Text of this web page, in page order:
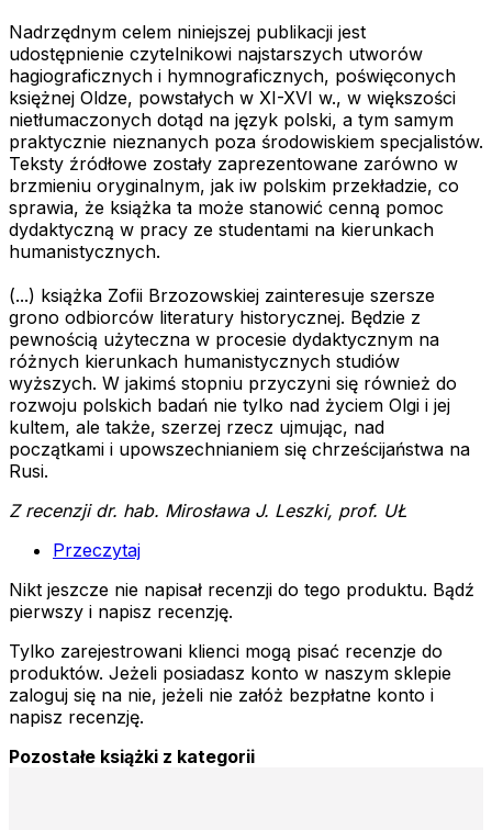
Nadrzędnym celem niniejszej publikacji jest
udostępnienie czytelnikowi najstarszych utworów
hagiograficznych i hymnograficznych, poświęconych
księżnej Oldze, powstałych w XI-XVI w., w większości
nietłumaczonych dotąd na język polski, a tym samym
praktycznie nieznanych poza środowiskiem specjalistów.
Teksty źródłowe zostały zaprezentowane zarówno w
brzmieniu oryginalnym, jak iw polskim przekładzie, co
sprawia, że książka ta może stanowić cenną pomoc
dydaktyczną w pracy ze studentami na kierunkach
humanistycznych.
(...) książka Zofii Brzozowskiej zainteresuje szersze
grono odbiorców literatury historycznej. Będzie z
pewnością użyteczna w procesie dydaktycznym na
różnych kierunkach humanistycznych studiów
wyższych. W jakimś stopniu przyczyni się również do
rozwoju polskich badań nie tylko nad życiem Olgi i jej
kultem, ale także, szerzej rzecz ujmując, nad
początkami i upowszechnianiem się chrześcijaństwa na
Rusi.
Z recenzji dr. hab. Mirosława J. Leszki, prof. UŁ
Przeczytaj
Nikt jeszcze nie napisał recenzji do tego produktu. Bądź
pierwszy i napisz recenzję.
Tylko zarejestrowani klienci mogą pisać recenzje do
produktów. Jeżeli posiadasz konto w naszym sklepie
zaloguj się na nie, jeżeli nie załóż bezpłatne konto i
napisz recenzję.
Pozostałe książki z kategorii